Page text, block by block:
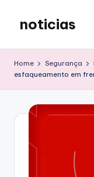
content
noticias
Home Segurança
esfaqueamento em